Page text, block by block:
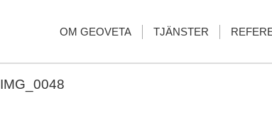
OM GEOVETA TJÄNSTER
IMG_0048